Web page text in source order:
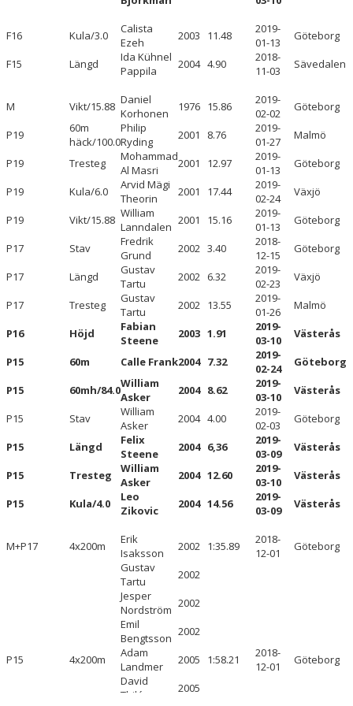
F17
F16 Kula/3.0
Calista
Ezeh
2003 11.48
2019-
01-13
Göteborg
F15
Längd
Ida Kühnel
Pappila
2004 4.90
2018-
11-03
Sävedalen
M Vikt/15.88 Daniel
Korhonen
1976 15.86
2019-
02-02
Göteborg
P19
60m
häck/100.0
Philip
Ryding
2001 8.76
2019-
01-27
Malmö
P19
Tresteg
Mohammad
Al Masri
2001 12.97
2019-
01-13
Göteborg
P19
Kula/6.0
Arvid Mägi
Theorin
2001 17.44
2019-
02-24
Växjö
P19
Vikt/15.88 William
Lanndalen 2001 15.16
2019-
01-13
Göteborg
P17
Stav
Fredrik
Grund
2002 3.40
2018-
12-15
Göteborg
P17
Längd
Gustav
Tartu
2002 6.32
2019-
02-23
Växjö
P17
Tresteg
Gustav
Tartu
2002 13.55
2019-
01-26
Malmö
P16
Höjd
Fabian
Steene
2003 1.91
2019-
03-10
Västerås
P15
60m Calle Frank2004 7.32
2019-
02-24
Göteborg
P15
60mh/84.0William
Asker
2004 8.62
2019-
03-10
Västerås
P15
Stav
William
Asker
2004 4.00
2019-
02-03
Göteborg
P15
Längd
Felix
Steene
2004 6,36
2019-
03-09
Västerås
P15
Tresteg
William
Asker
2004 12.60
2019-
03-10
Västerås
P15
Kula/4.0
Leo
Zikovic
2004 14.56
2019-
03-09
Västerås
M+P17 4x200m
Erik
Isaksson
2002 1:35.89
2018-
12-01
Göteborg
Gustav
Tartu
2002
Jesper
Nordström 2002
Emil
Bengtsson 2002
P15
4x200m
Adam
Landmer
2005 1:58.21
2018-
12-01
Göteborg
David
Thilén
2005